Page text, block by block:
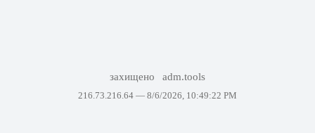
захищено adm.tools
216.73.216.64 — 8/6/2026, 10:49:22 PM